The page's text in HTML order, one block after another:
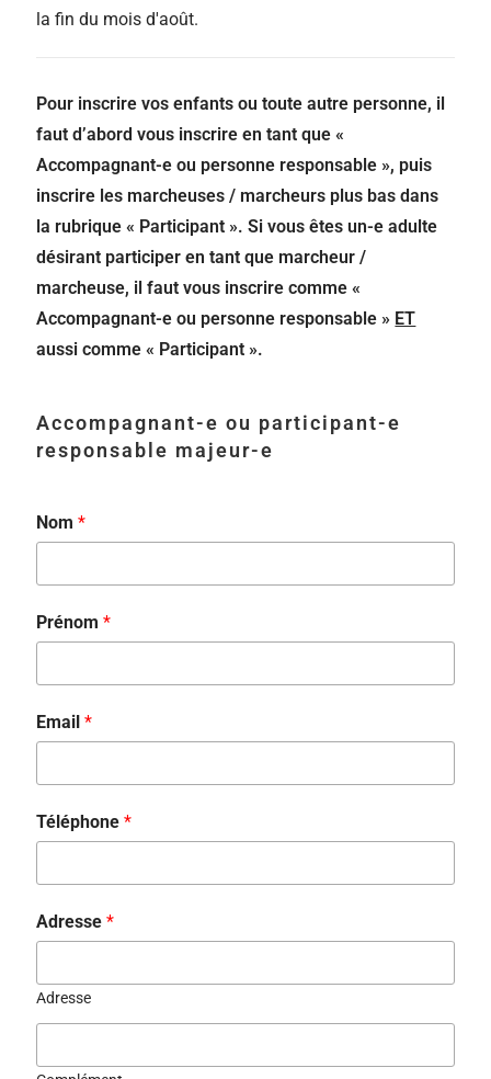
la fin du mois d'août.
Pour inscrire vos enfants ou toute autre personne, il
faut d’abord vous inscrire en tant que «
Accompagnant-e ou personne responsable », puis
inscrire les marcheuses / marcheurs plus bas dans
la rubrique « Participant ». Si vous êtes un-e adulte
désirant participer en tant que marcheur /
marcheuse, il faut vous inscrire comme «
Accompagnant-e ou personne responsable » ET
aussi comme « Participant ».
Accompagnant-e ou participant-e
responsable majeur-e
Nom*
Prénom*
Email*
Téléphone*
Adresse*
Adresse